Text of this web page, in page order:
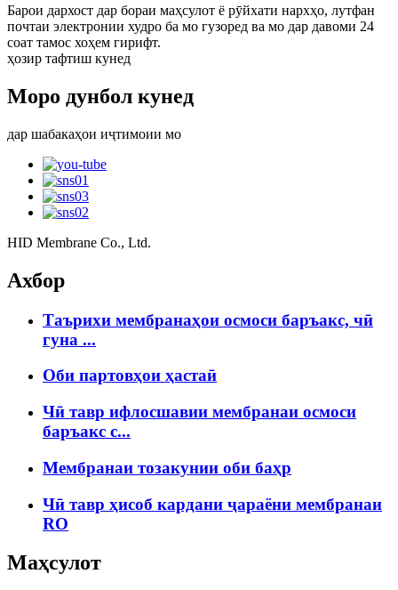
Барои дархост дар бораи маҳсулот ё рӯйхати нархҳо, лутфан
почтаи электронии худро ба мо гузоред ва мо дар давоми 24
соат тамос хоҳем гирифт.
ҳозир тафтиш кунед
Моро дунбол кунед
дар шабакаҳои иҷтимоии мо
HID Membrane Co., Ltd.
Ахбор
Таърихи мембранаҳои осмоси баръакс, чӣ
гуна ...
Оби партовҳои ҳастаӣ
Чӣ тавр ифлосшавии мембранаи осмоси
баръакс c...
Мембранаи тозакунии оби баҳр
Чӣ тавр ҳисоб кардани ҷараёни мембранаи
RO
Маҳсулот